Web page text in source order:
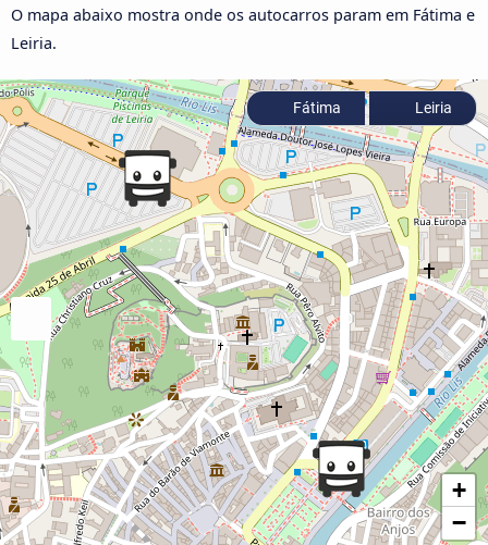
O mapa abaixo mostra onde os autocarros param em Fátima e
Leiria.
+
−
Fátima Leiria